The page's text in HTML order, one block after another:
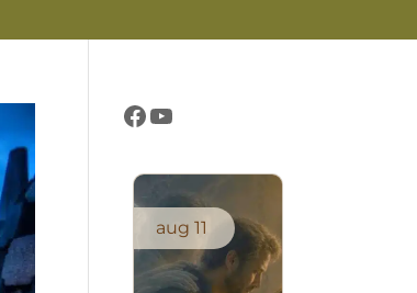
Létezés Öröme Központ oldala
Létezés Öröme Központ csatornája
aug 11